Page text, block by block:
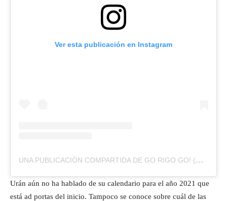
Ver esta publicación en Instagram
UNA PUBLICACIÓN COMPARTIDA DE GO RIGO GO! (@GORIGOGOOFICIAL)
Urán aún no ha hablado de su calendario para el año 2021 que
está ad portas del inicio. Tampoco se conoce sobre cuál de las